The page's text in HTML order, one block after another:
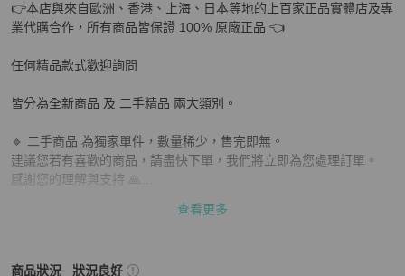
關於LV speedy Nano紅色棋盤格芯片款 17*12*10 98新配件
👉本店與來自歐洲、香港、上海、日本等地的上百家正品實體店及專
業代購合作，所有商品皆保證 100% 原廠正品 👈
任何精品款式歡迎詢問
皆分為全新商品 及 二手精品 兩大類別。
🔹 二手商品 為獨家單件，數量稀少，售完即無。
建議您若有喜歡的商品，請盡快下單，我們將立即為您處理訂單。
感謝您的理解與支持 🙏
查看更多
商品狀況
Louis Vuitton女包商品狀態與細節
狀況良好